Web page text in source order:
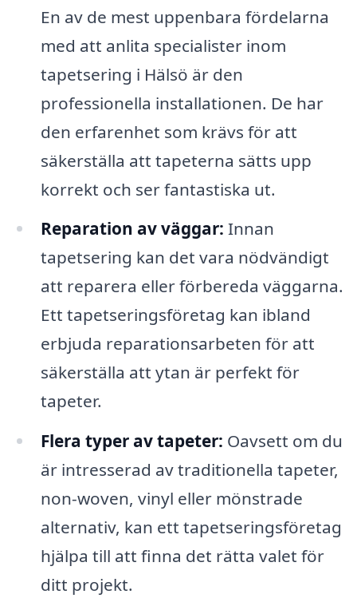
En av de mest uppenbara fördelarna
med att anlita specialister inom
tapetsering i Hälsö är den
professionella installationen. De har
den erfarenhet som krävs för att
säkerställa att tapeterna sätts upp
korrekt och ser fantastiska ut.
Reparation av väggar: Innan
tapetsering kan det vara nödvändigt
att reparera eller förbereda väggarna.
Ett tapetseringsföretag kan ibland
erbjuda reparationsarbeten för att
säkerställa att ytan är perfekt för
tapeter.
Flera typer av tapeter: Oavsett om du
är intresserad av traditionella tapeter,
non-woven, vinyl eller mönstrade
alternativ, kan ett tapetseringsföretag
hjälpa till att finna det rätta valet för
ditt projekt.